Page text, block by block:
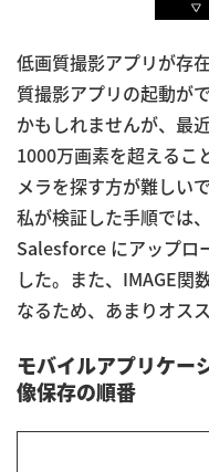
低画質撮影アプリが存
質撮影アプリの起動が
かもしれませんが、最
1000万画素を超えるこ
メラを探す方が難しいで
私が検証した手順では
Salesforce にアップロ
した。また、IMAGE関
なるため、あまりオス
モバイルアプリケー
像保存の順番